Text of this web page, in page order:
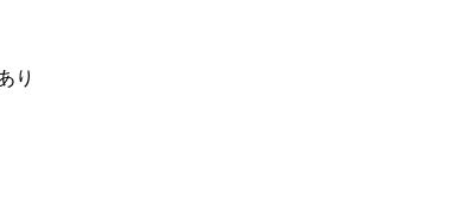
り